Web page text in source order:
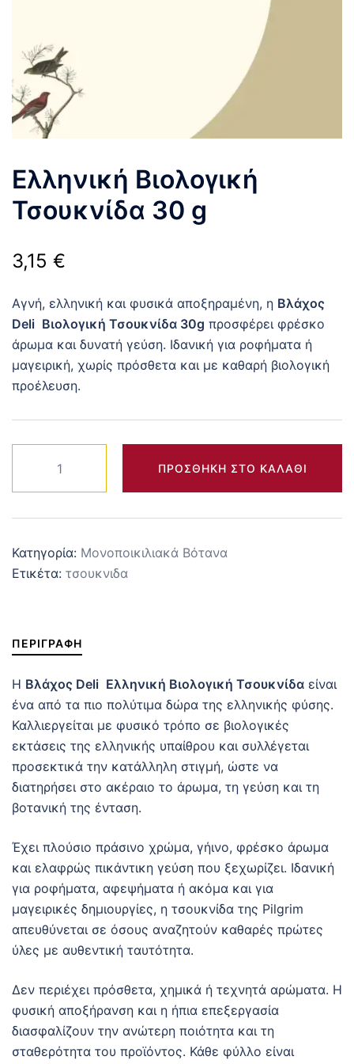
Ελληνική Βιολογική
Τσουκνίδα 30 g
3,15 €
Αγνή, ελληνική και φυσικά αποξηραμένη, η Βλάχος
Deli Βιολογική Τσουκνίδα 30g προσφέρει φρέσκο
άρωμα και δυνατή γεύση. Ιδανική για ροφήματα ή
μαγειρική, χωρίς πρόσθετα και με καθαρή βιολογική
προέλευση.
Βιολογική
Τσουκνίδα
30
ποσότητα
ΠΡΟΣΘΉΚΗ ΣΤΟ ΚΑΛΆΘΙ
Κατηγορία: Μονοποικιλιακά Βότανα
Ετικέτα: τσουκνιδα
ΠΕΡΙΓΡΑΦΉ
Η Βλάχος Deli Ελληνική Βιολογική Τσουκνίδα είναι
ένα από τα πιο πολύτιμα δώρα της ελληνικής φύσης.
Καλλιεργείται με φυσικό τρόπο σε βιολογικές
εκτάσεις της ελληνικής υπαίθρου και συλλέγεται
προσεκτικά την κατάλληλη στιγμή, ώστε να
διατηρήσει στο ακέραιο το άρωμα, τη γεύση και τη
βοτανική της ένταση.
Έχει πλούσιο πράσινο χρώμα, γήινο, φρέσκο άρωμα
και ελαφρώς πικάντικη γεύση που ξεχωρίζει. Ιδανική
για ροφήματα, αφεψήματα ή ακόμα και για
μαγειρικές δημιουργίες, η τσουκνίδα της Pilgrim
απευθύνεται σε όσους αναζητούν καθαρές πρώτες
ύλες με αυθεντική ταυτότητα.
Δεν περιέχει πρόσθετα, χημικά ή τεχνητά αρώματα. Η
φυσική αποξήρανση και η ήπια επεξεργασία
διασφαλίζουν την ανώτερη ποιότητα και τη
σταθερότητα του προϊόντος. Κάθε φύλλο είναι